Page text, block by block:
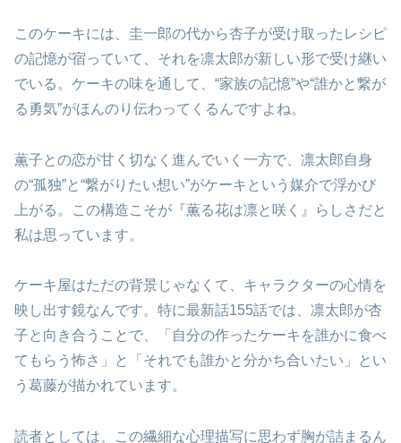
このケーキには、圭一郎の代から杏子が受け取ったレシピ
の記憶が宿っていて、それを凛太郎が新しい形で受け継い
でいる。ケーキの味を通して、“家族の記憶”や“誰かと繋が
る勇気”がほんのり伝わってくるんですよね。
薫子との恋が甘く切なく進んでいく一方で、凛太郎自身
の“孤独”と“繋がりたい想い”がケーキという媒介で浮かび
上がる。この構造こそが『薫る花は凛と咲く』らしさだと
私は思っています。
ケーキ屋はただの背景じゃなくて、キャラクターの心情を
映し出す鏡なんです。特に最新話155話では、凛太郎が杏
子と向き合うことで、「自分の作ったケーキを誰かに食べ
てもらう怖さ」と「それでも誰かと分かち合いたい」とい
う葛藤が描かれています。
読者としては、この繊細な心理描写に思わず胸が詰まるん